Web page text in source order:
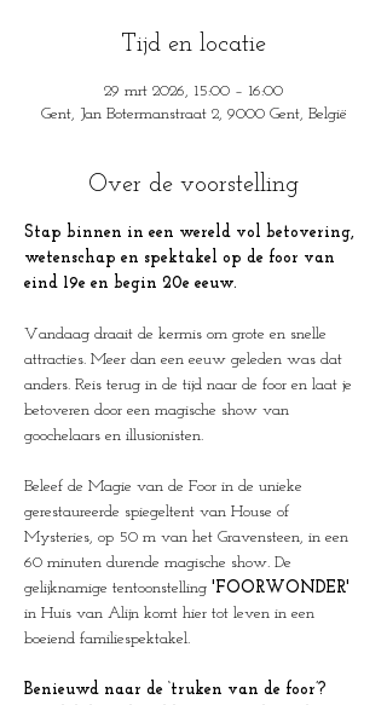
Tijd en locatie
29 mrt 2026, 15:00 – 16:00
Gent, Jan Botermanstraat 2, 9000 Gent, België
Over de voorstelling
Stap binnen in een wereld vol betovering,
wetenschap en spektakel op de foor van
eind 19e en begin 20e eeuw.
Vandaag draait de kermis om grote en snelle
attracties. Meer dan een eeuw geleden was dat
anders. Reis terug in de tijd naar de foor en laat je
betoveren door een magische show van
goochelaars en illusionisten.
Beleef de Magie van de Foor in de unieke
gerestaureerde spiegeltent van House of
Mysteries, op 50 m van het Gravensteen, in een
60 minuten durende magische show. De
gelijknamige tentoonstelling 'FOORWONDER'
in Huis van Alijn komt hier tot leven in een
boeiend familiespektakel.
Benieuwd naar de ‘truken van de foor’?